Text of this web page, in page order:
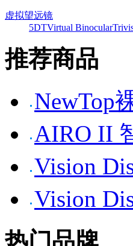
虚拟望远镜
5DTVirtual Binocular
推荐商品
NewTop
AIRO II
Vision
Vision